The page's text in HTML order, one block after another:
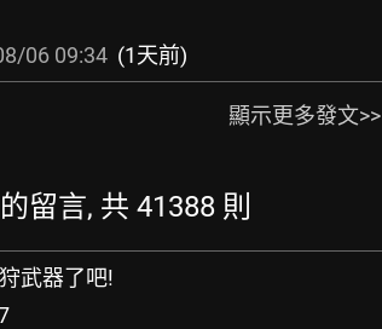
06 09:34 (1天前)
顯示更多發文>>
留言, 共 41388 則
武器了吧!